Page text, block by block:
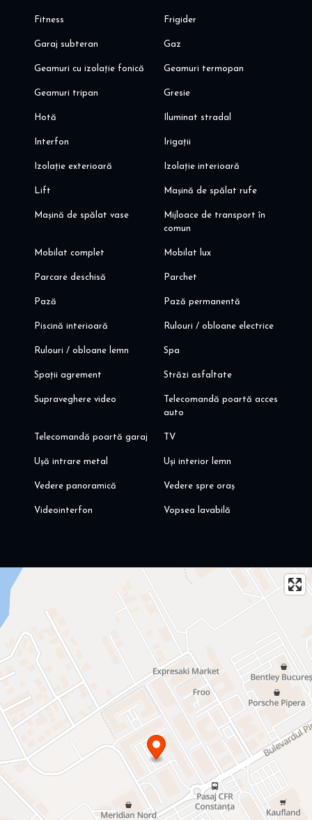
Fitness Frigider
Garaj subteran Gaz
Geamuri cu izolație fonică Geamuri termopan
Geamuri tripan Gresie
Hotă Iluminat stradal
Interfon Irigații
Izolație exterioară Izolație interioară
Lift Mașină de spălat rufe
Mașină de spălat vase
Mijloace de transport în
comun
Mobilat complet Mobilat lux
Parcare deschisă Parchet
Pază Pază permanentă
Piscină interioară Rulouri / obloane electrice
Rulouri / obloane lemn Spa
Spații agrement Străzi asfaltate
Supraveghere video
Telecomandă poartă acces
auto
Telecomandă poartă garaj TV
Ușă intrare metal Uși interior lemn
Vedere panoramică Vedere spre oraș
Videointerfon Vopsea lavabilă